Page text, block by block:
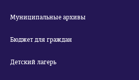
Муниципальные архивы
Бюджет для граждан
Детский лагерь